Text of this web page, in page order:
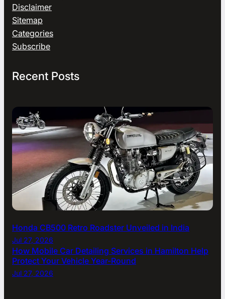
Disclaimer
Sitemap
Categories
Subscribe
Recent Posts
Honda CB500 Retro Roadster Unveiled in India
Jul 27, 2026
How Mobile Car Detailing Services in Hamilton Help
Protect Your Vehicle Year-Round
Jul 27, 2026